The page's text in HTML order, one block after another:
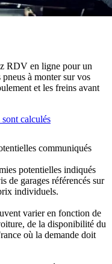
RDV en ligne pour un
à monter sur vos
et les freins avant
calculés
communiqués
potentielles indiqués
de garages référencés sur
individuels.
varier en fonction de
de la disponibilité du
où la demande doit